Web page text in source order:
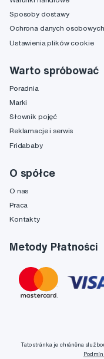
Sposoby dostawy
Ochrona danych osobowych
Ustawienia plików cookie
Warto spróbować
Poradnia
Marki
Słownik pojęć
Reklamacje i serwis
Fridababy
O spółce
O nas
Praca
Kontakty
Metody Płatności
Tato stránka je chráněna